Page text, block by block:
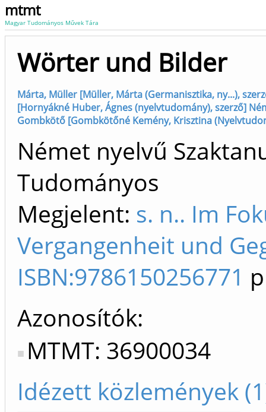
mtmt
Magyar Tudományos Művek Tára
Wörter und Bilder
Márta, Müller [Müller, Márta (Germanisztika, ny...),
[Hornyákné Huber, Ágnes (nyelvtudomány), szerző]
Gombkötő [Gombkötőné Kemény, Krisztina
Német nyelvű
Tudományos
Megjelent: s. n.. Im
Vergangenheit und
ISBN:9786150256771
Azonosítók
MTMT: 36900034
Idézett közlemények